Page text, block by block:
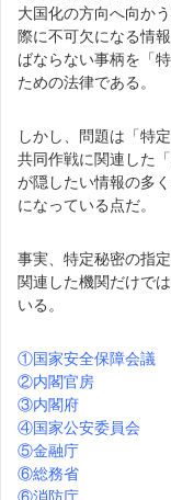
大国化の方向へ向か
際に不可欠になる情
ばならない事柄を「
ための法律である。
しかし、問題は「特
共同作戦に関連した
が隠したい情報の多
になっている点だ。
事実、特定秘密の指
関連した機関だけで
いる。
①国家安全保障会議
②内閣官房
③内閣府
④国家公安委員会
⑤金融庁
⑥総務省